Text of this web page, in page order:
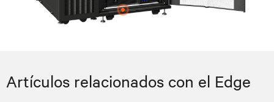
Artículos relacionados con el Edge